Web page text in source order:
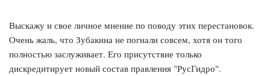
Выскажу и свое личное мнение по поводу этих перестановок.
Очень жаль, что Зубакина не погнали совсем, хотя он того
полностью заслуживает. Его присутствие только
дискредитирует новый состав правления "РусГидро".